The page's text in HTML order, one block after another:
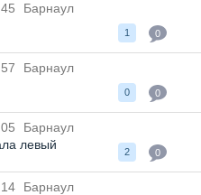
Барнаул
1 0
Барнаул
0 0
Барнаул
левый
2 0
Барнаул